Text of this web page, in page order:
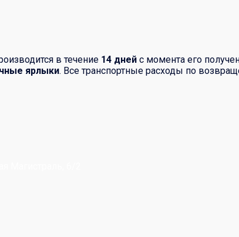
в течение 14 дней с момента его
ярлыки. Все транспортные расходы по